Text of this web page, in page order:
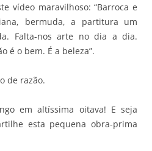
vídeo maravilhoso: “Barroca e
bermuda, a partitura um
Falta-nos arte no dia a dia.
é o bem. É a beleza”.
de razão.
em altíssima oitava! E seja
esta pequena obra-prima